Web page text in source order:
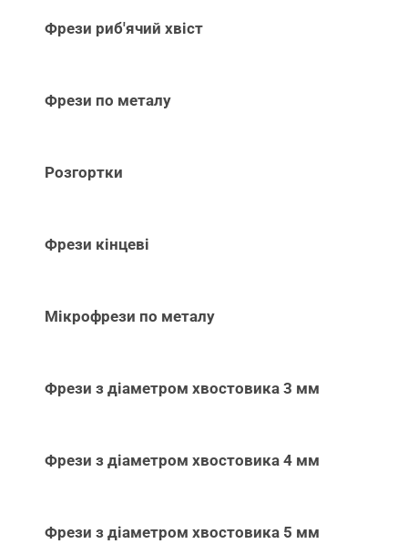
Фрези риб'ячий хвіст
Фрези по металу
Розгортки
Фрези кінцеві
Мікрофрези по металу
Фрези з діаметром хвостовика 3 мм
Фрези з діаметром хвостовика 4 мм
Фрези з діаметром хвостовика 5 мм